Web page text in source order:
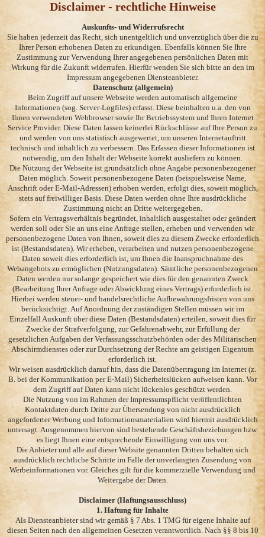
Disclaimer - rechtliche Hinweise
Auskunfts- und Widerrufsrecht
Sie haben jederzeit das Recht, sich unentgeltlich und unverzüglich über die zu
Ihrer Person erhobenen Daten zu erkundigen. Ebenfalls können Sie Ihre
Zustimmung zur Verwendung Ihrer angegebenen persönlichen Daten mit
Wirkung für die Zukunft widerrufen. Hierfür wenden Sie sich bitte an den im
Impressum angegebenen Diensteanbieter.
Datenschutz (allgemein)
Beim Zugriff auf unsere Webseite werden automatisch allgemeine
Informationen (sog. Server-Logfiles) erfasst. Diese beinhalten u.a. den von
Ihnen verwendeten Webbrowser sowie Ihr Betriebssystem und Ihren Internet
Service Provider. Diese Daten lassen keinerlei Rückschlüsse auf Ihre Person zu
und werden von uns statistisch ausgewertet, um unseren Internetauftritt
technisch und inhaltlich zu verbessern. Das Erfassen dieser Informationen ist
notwendig, um den Inhalt der Webseite korrekt ausliefern zu können.
Die Nutzung der Webseite ist grundsätzlich ohne Angabe personenbezogener
Daten möglich. Soweit personenbezogene Daten (beispielsweise Name,
Anschrift oder E-Mail-Adressen) erhoben werden, erfolgt dies, soweit möglich,
stets auf freiwilliger Basis. Diese Daten werden ohne Ihre ausdrückliche
Zustimmung nicht an Dritte weitergegeben.
Sofern ein Vertragsverhältnis begründet, inhaltlich ausgestaltet oder geändert
werden soll oder Sie an uns eine Anfrage stellen, erheben und verwenden wir
personenbezogene Daten von Ihnen, soweit dies zu diesem Zwecke erforderlich
ist (Bestandsdaten). Wir erheben, verarbeiten und nutzen personenbezogene
Daten soweit dies erforderlich ist, um Ihnen die Inanspruchnahme des
Webangebots zu ermöglichen (Nutzungsdaten). Sämtliche personenbezogenen
Daten werden nur solange gespeichert wie dies für den genannten Zweck
(Bearbeitung Ihrer Anfrage oder Abwicklung eines Vertrags) erforderlich ist.
Hierbei werden steuer- und handelsrechtliche Aufbewahrungsfristen von uns
berücksichtigt. Auf Anordnung der zuständigen Stellen müssen wir im
Einzelfall Auskunft über diese Daten (Bestandsdaten) erteilen, soweit dies für
Zwecke der Strafverfolgung, zur Gefahrenabwehr, zur Erfüllung der
gesetzlichen Aufgaben der Verfassungsschutzbehörden oder des Militärischen
Abschirmdienstes oder zur Durchsetzung der Rechte am geistigen Eigentum
erforderlich ist.
Wir weisen ausdrücklich darauf hin, dass die Datenübertragung im Internet (z.
B. bei der Kommunikation per E-Mail) Sicherheitslücken aufweisen kann. Vor
dem Zugriff auf Daten kann nicht lückenlos geschützt werden.
Die Nutzung von im Rahmen der Impressumspflicht veröffentlichten
Kontaktdaten durch Dritte zur Übersendung von nicht ausdrücklich
angeforderter Werbung und Informationsmaterialien wird hiermit ausdrücklich
untersagt. Ausgenommen hiervon sind bestehende Geschäftsbeziehungen bzw.
es liegt Ihnen eine entsprechende Einwilligung von uns vor.
Die Anbieter und alle auf dieser Website genannten Dritten behalten sich
ausdrücklich rechtliche Schritte im Falle der unverlangten Zusendung von
Werbeinformationen vor. Gleiches gilt für die kommerzielle Verwendung und
Weitergabe der Daten.
Disclaimer (Haftungsausschluss)
1. Haftung für Inhalte
Als Diensteanbieter sind wir gemäß § 7 Abs. 1 TMG für eigene Inhalte auf
diesen Seiten nach den allgemeinen Gesetzen verantwortlich. Nach §§ 8 bis 10